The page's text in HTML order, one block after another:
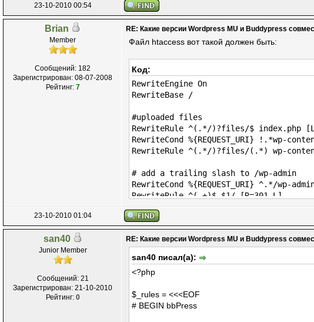
23-10-2010 00:54
Brian
Member
Сообщений: 182
Зарегистрирован: 08-07-2008
Рейтинг: 7
RE: Какие версии Wordpress MU и Buddypress
Файл htaccess вот такой должен быть:
Код:
RewriteEngine On
RewriteBase /
#uploaded files
RewriteRule ^(.*/)?files/$ index.php
RewriteCond %{REQUEST_URI} !.*wp-
RewriteRule ^(.*/)?files/(.*) wp-
# add a trailing slash to /wp-admin
RewriteCond %{REQUEST_URI} ^.*/wp-
RewriteRule ^(.+)$ $1/ [R=301,L]
RewriteCond %{REQUEST_FILENAME} -f [OR]
RewriteCond %{REQUEST_FILENAME} -d
RewriteRule . - [L]
RewriteRule ^([_0-9a-zA-Z-]+/
RewriteRule . index.php [L]
23-10-2010 01:04
san40
Junior Member
Сообщений: 21
Зарегистрирован: 21-10-2010
Рейтинг: 0
RE: Какие версии Wordpress MU и Buddypress
san40 писал(а):
<?php
$_rules = <<<EOF
# BEGIN bbPress